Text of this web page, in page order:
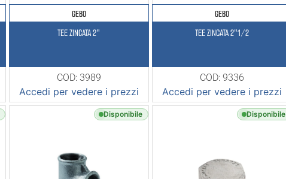
GEBO
TEE ZINCATA 2″
COD: 3989
Accedi per vedere i prezzi
GEBO
TEE ZINCATA 2″1/2
COD: 9336
Accedi per vedere i prezzi
Disponibile Disponibile